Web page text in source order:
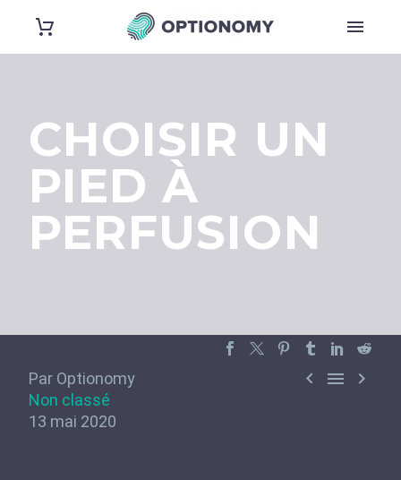
CHOISIR UN
PIED À
PERFUSION
  
Par Optionomy
Non classé
13 mai 2020